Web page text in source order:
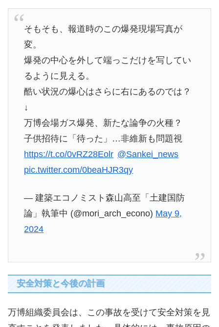
そもそも、報道時のこの爆発現場写真が
変。
爆発の中心を外して端っこだけを写してい
るように見える。
酷い状況の爆心はさらに右にあるのでは？
↓
万博会場ガス爆発、新たな論争の火種？
子供招待に「待った」…非維新も問題視
https://t.co/0vRZ28Eolr @Sankei_news
pic.twitter.com/0beaHJR3qy
— 建築エコノミスト森山高至「土建国防
論」執筆中 (@mori_arch_econo) May 9,
2024
安全対策と今後の計画
万博組織委員会は、この事故を受けて安全対策を見